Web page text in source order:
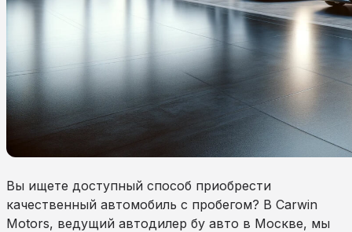
Вы ищете доступный способ приобрести
качественный автомобиль с пробегом? В Carwin
Motors, ведущий автодилер бу авто в Москве, мы